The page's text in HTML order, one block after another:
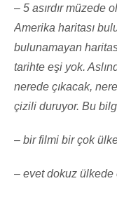
– 5 asırdır müzede
Amerika haritası
bulunamayan
tarihte eşi yok.
nerede çıkacak,
çizili duruyor. Bu
– bir filmi bir çok
– evet dokuz ülkede